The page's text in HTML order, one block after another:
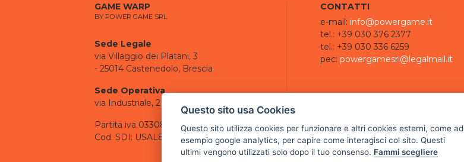
GAME WARP
BY POWER GAME SRL
Sede Legale
via Villaggio dei Platani, 3
- 25014 Castenedolo, Brescia
Sede Operativa
via Industriale, 2 - 25082 Botticino, BS
Partita iva 03308130982
Cod. SDI: USAL8PV
CONTATTI
e-mail: info@powergame.it
tel.: +39 030 376 2377
tel.: +39 030 336 6259
pec: powergamesrl@legalmail.it
Questo sito usa Cookies
Questo sito utilizza cookies per funzionare e altri cookies esterni, come ad
esempio google analytics, per capire come interagisci col sito. Questi
ultimi vengono utilizzati solo dopo il tuo consenso. Fammi scegliere